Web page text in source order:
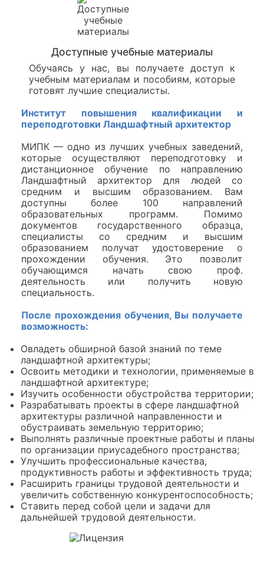
Доступные учебные материалы
Обучаясь у нас, вы получаете доступ к
учебным материалам и пособиям, которые
готовят лучшие специалисты.
Институт повышения квалификации и
переподготовки Ландшафтный архитектор
МИПК — одно из лучших учебных заведений,
которые осуществляют переподготовку и
дистанционное обучение по направлению
Ландшафтный архитектор для людей со
средним и высшим образованием. Вам
доступны более 100 направлений
образовательных программ. Помимо
документов государственного образца,
специалисты со средним и высшим
образованием получат удостоверение о
прохождении обучения. Это позволит
обучающимся начать свою проф.
деятельность или получить новую
специальность.
После прохождения обучения, Вы получаете
возможность:
Овладеть обширной базой знаний по теме
ландшафтной архитектуры;
Освоить методики и технологии, применяемые в
ландшафтной архитектуре;
Изучить особенности обустройства территории;
Разрабатывать проекты в сфере ландшафтной
архитектуры различной направленности и
обустраивать земельную территорию;
Выполнять различные проектные работы и планы
по организации приусадебного пространства;
Улучшить профессиональные качества,
продуктивность работы и эффективность труда;
Расширить границы трудовой деятельности и
увеличить собственную конкурентоспособность;
Ставить перед собой цели и задачи для
дальнейшей трудовой деятельности.